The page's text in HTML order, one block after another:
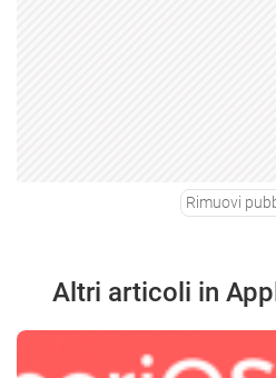
Rimuovi
Altri articoli in